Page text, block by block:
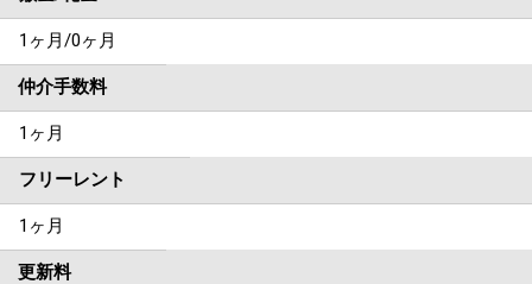
1ヶ月/0ヶ月
仲介手数料
1ヶ月
フリーレント
1ヶ月
更新料